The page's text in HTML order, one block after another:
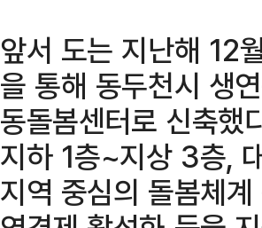
앞서 도는 지난해 12
을 통해 동두천시 생
동돌봄센터로 신축했
지하 1층~지상 3층,
지역 중심의 돌봄체